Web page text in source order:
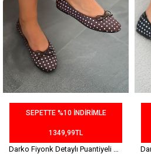
SEPETTE %10 İNDİRİMLE
1349,99TL
Darko Fiyonk Detaylı Puantiyeli Saten Babet Kahverengi